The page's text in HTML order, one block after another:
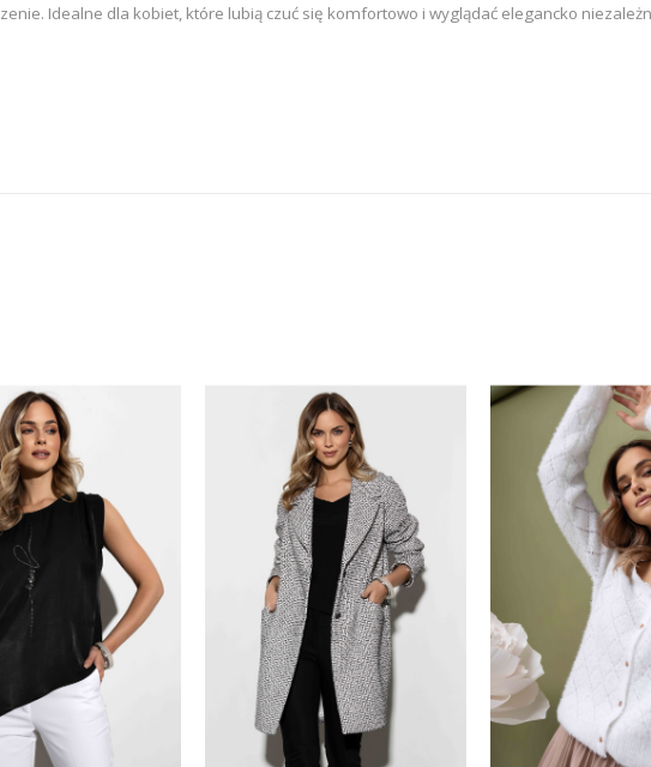
Idealne dla kobiet, które lubią czuć się komfortowo i wyglądać elegancko